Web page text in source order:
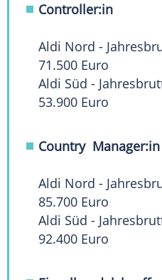
Controller:in
Aldi Nord -
71.500 Euro
Aldi Süd -
53.900 Euro
Country Manager:in
Aldi Nord -
85.700 Euro
Aldi Süd -
92.400 Euro